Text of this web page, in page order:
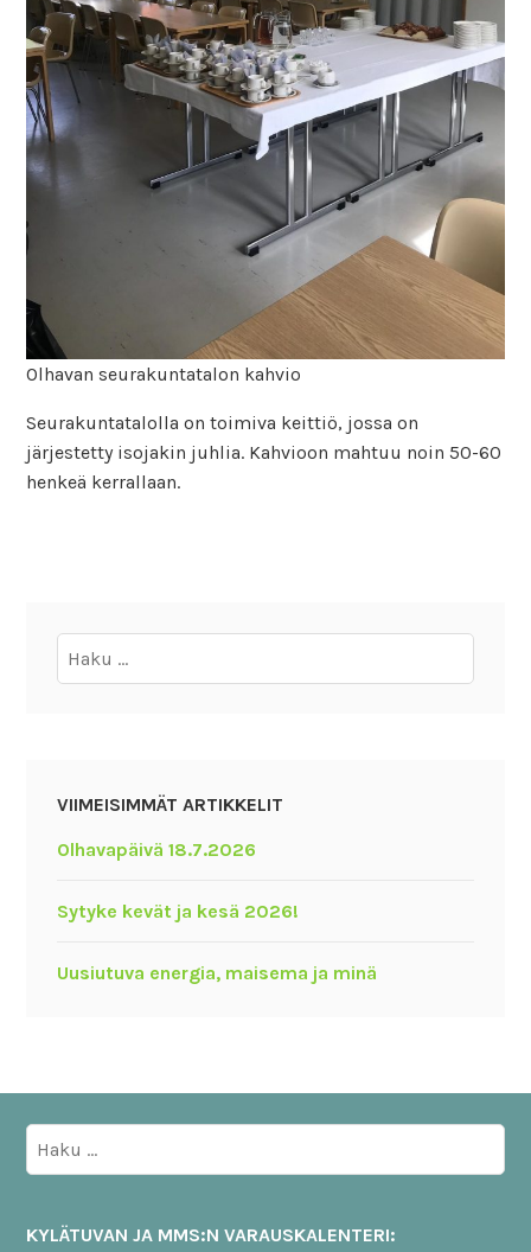
Olhavan seurakuntatalon kahvio
Seurakuntatalolla on toimiva keittiö, jossa on
järjestetty isojakin juhlia. Kahvioon mahtuu noin 50-60
henkeä kerrallaan.
Haku:
VIIMEISIMMÄT ARTIKKELIT
Olhavapäivä 18.7.2026
Sytyke kevät ja kesä 2026!
Uusiutuva energia, maisema ja minä
KYLÄTUVAN JA MMS:N VARAUSKALENTERI: